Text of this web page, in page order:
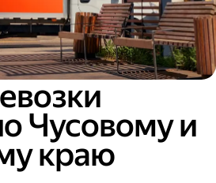
Чусовому и
краю